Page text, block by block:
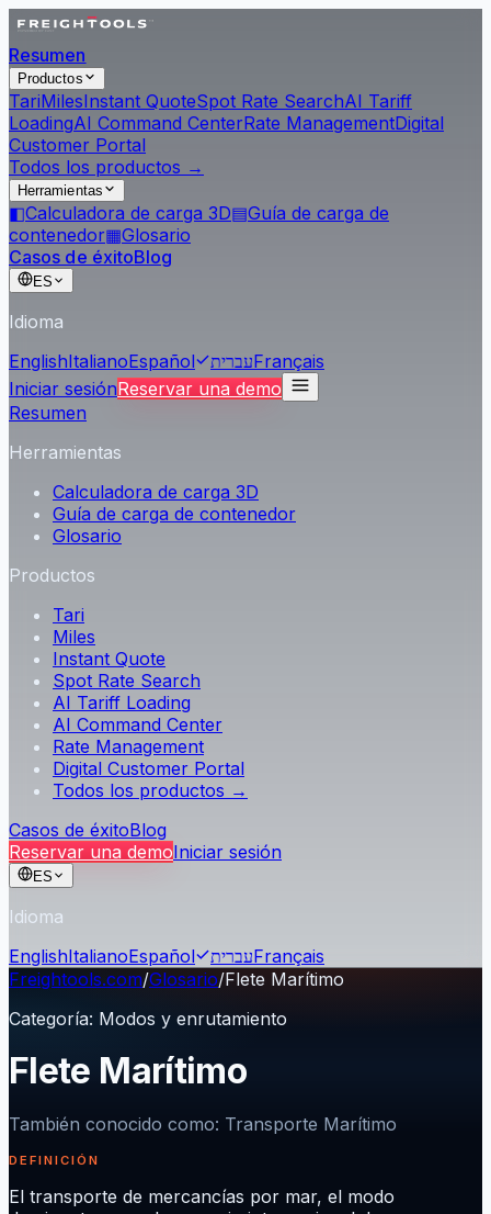
Resumen
Productos
TariMilesInstant QuoteSpot Rate SearchAI Tariff
LoadingAI Command CenterRate ManagementDigital
Customer Portal
Todos los productos →
Herramientas
◧Calculadora de carga 3D▤Guía de carga de
contenedor▦Glosario
Casos de éxitoBlog
ES
Idioma
EnglishItalianoEspañol עבריתFrançais
Iniciar sesiónReservar una demo
Resumen
Herramientas
Calculadora de carga 3D
Guía de carga de contenedor
Glosario
Productos
Tari
Miles
Instant Quote
Spot Rate Search
AI Tariff Loading
AI Command Center
Rate Management
Digital Customer Portal
Todos los productos →
Casos de éxitoBlog
Reservar una demoIniciar sesión
ES
Idioma
EnglishItalianoEspañol עבריתFrançais
Freightools.com/Glosario/Flete Marítimo
Categoría: Modos y enrutamiento
Flete Marítimo
También conocido como: Transporte Marítimo
DEFINICIÓN
El transporte de mercancías por mar, el modo